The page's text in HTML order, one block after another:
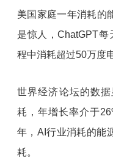
美国家庭一年消耗的
是惊人，ChatGPT
程中消耗超过50万度
世界经济论坛的数
耗，年增长率介于
年，AI行业消耗的能
耗。